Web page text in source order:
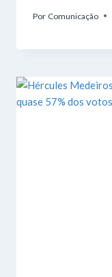
Por Comunicação